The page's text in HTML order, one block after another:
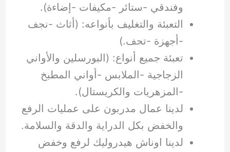
وفندقي -ستائر -مكيفات -إضاءة).
التعبئة والتغليف بأنواعه: (أثاث -نجف
-أجهزة -تحف.)
تعبئة جميع أنواع: (البورسلين والأواني
الزجاجية -الملابس -أواني المطبخ
-المزهريات والكريستال).
لدينا عمال مدربون على عمليات الرفع
والخفض بكل الدراية والدقة والسلامة.
لدينا اوناش هيدروليك لرفع وخفض